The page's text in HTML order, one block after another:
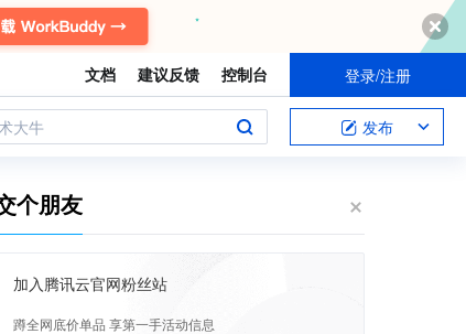
文档 建议反馈 控制台 登录/注册
大牛 发布
个朋友
加入腾讯云官网粉丝站
蹲全网底价单品 享第一手活动信息